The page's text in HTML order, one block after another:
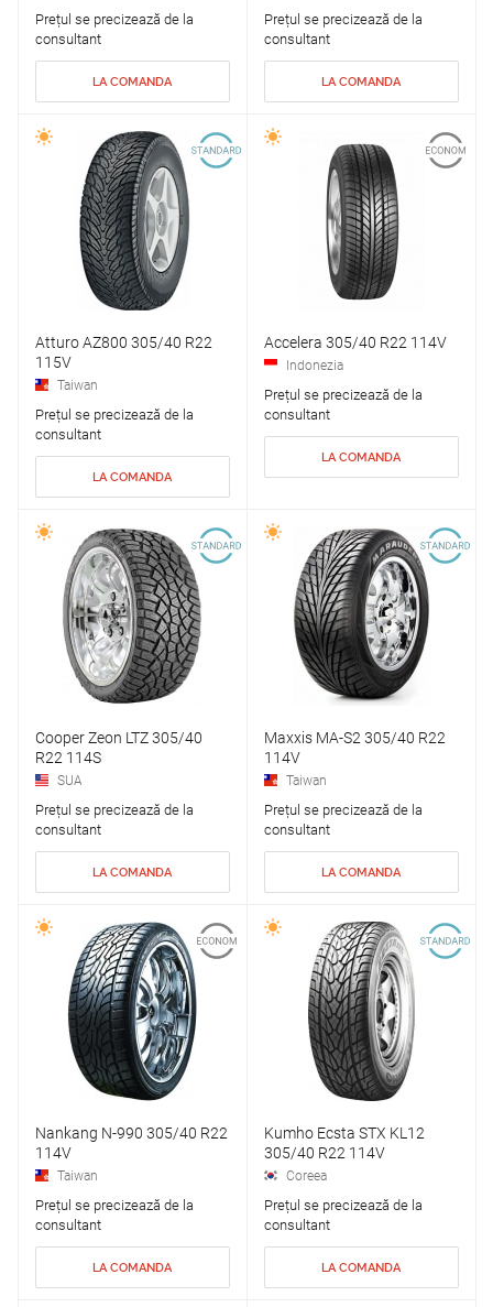
Prețul se precizează de la
consultant
LA COMANDA
Prețul se precizează de la
consultant
LA COMANDA
Atturo AZ800 305/40 R22
115V
Taiwan
Prețul se precizează de la
consultant
LA COMANDA
Accelera 305/40 R22 114V
Indonezia
Prețul se precizează de la
consultant
LA COMANDA
Cooper Zeon LTZ 305/40
R22 114S
SUA
Prețul se precizează de la
consultant
LA COMANDA
Maxxis MA-S2 305/40 R22
114V
Taiwan
Prețul se precizează de la
consultant
LA COMANDA
Nankang N-990 305/40 R22
114V
Taiwan
Prețul se precizează de la
consultant
LA COMANDA
Kumho Ecsta STX KL12
305/40 R22 114V
Coreea
Prețul se precizează de la
consultant
LA COMANDA